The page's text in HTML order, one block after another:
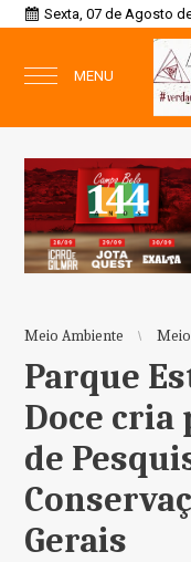
Sexta, 07 de Agosto
MENU
Meio Ambiente
Parque
Doce
de
Gerais